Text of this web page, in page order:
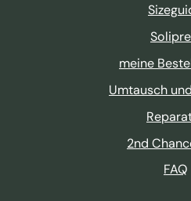
meine
Umtausch
2nd
FAQ